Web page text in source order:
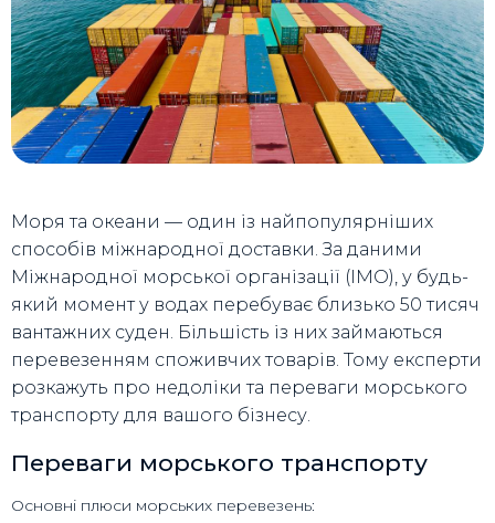
Моря та океани — один із найпопулярніших
способів міжнародної доставки. За даними
Міжнародної морської організації (IMO), у будь-
який момент у водах перебуває близько 50 тисяч
вантажних суден. Більшість із них займаються
перевезенням споживчих товарів. Тому експерти
розкажуть про недоліки та переваги морського
транспорту для вашого бізнесу.
Переваги морського транспорту
Основні плюси морських перевезень: